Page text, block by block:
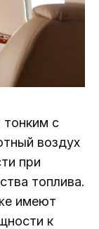
тонким с
воздух
при
топлива.
имеют
к